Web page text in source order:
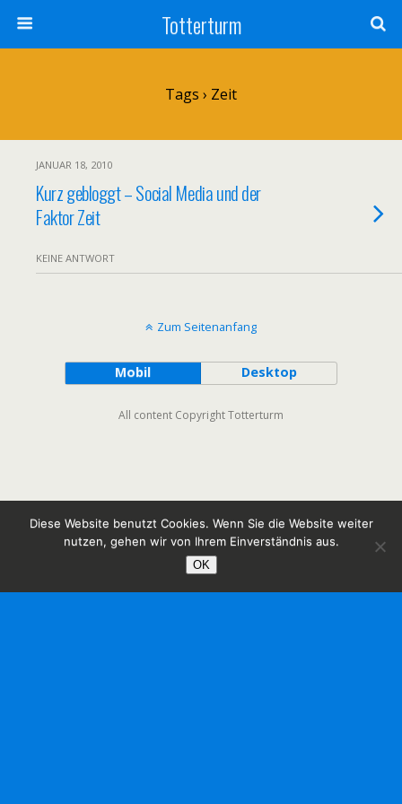
Totterturm
Tags › Zeit
JANUAR 18, 2010
Kurz gebloggt – Social Media und der
Faktor Zeit
KEINE ANTWORT
Zum Seitenanfang
Mobil Desktop
All content Copyright Totterturm
Diese Website benutzt Cookies. Wenn Sie die Website weiter
nutzen, gehen wir von Ihrem Einverständnis aus.
OK